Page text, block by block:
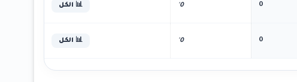
0
0' 📊 الكل
0
0' 📊 الكل